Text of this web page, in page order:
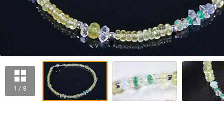
1 / 8